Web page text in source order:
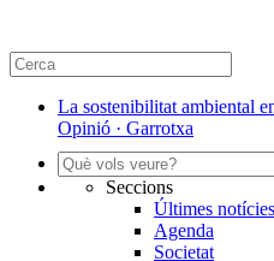
​La sostenibilitat ambiental
Opinió · Garrotxa
Seccions
Últimes notícies
Agenda
Societat